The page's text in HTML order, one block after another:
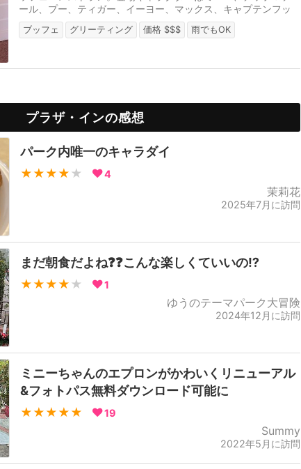
ール、プー、ティガー、イーヨー、マックス、キャプテンフッ
クなど。
ブッフェ グリーティング 価格 $$$ 雨でもOK
プラザ・インの感想
パーク内唯一のキャラダイ
★★★★ ★ 4
茉莉花
2025年7月に訪問
まだ朝食だよね❓❓こんな楽しくていいの⁉️
★★★★ ★ 1
ゆうのテーマパーク大冒険
2024年12月に訪問
ミニーちゃんのエプロンがかわいくリニューアル
&フォトパス無料ダウンロード可能に
★★★★★ 19
Summy
2022年5月に訪問